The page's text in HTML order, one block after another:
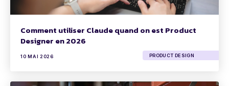
Comment utiliser Claude quand on est Product
Designer en 2026
10 MAI 2026 PRODUCT DESIGN